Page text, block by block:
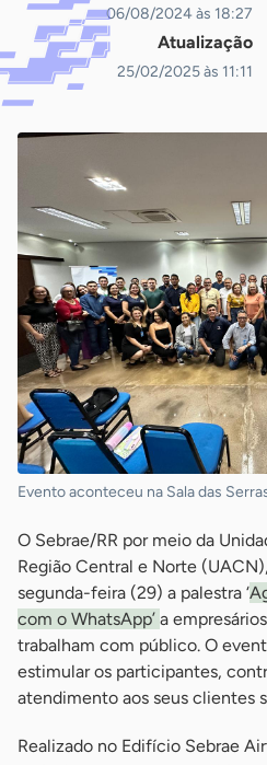
06/08/2024 às 18:27
Atualização
25/02/2025 às 11:11
Evento aconteceu na Sala das
O Sebrae/RR por meio da
Região Central e Norte
segunda-feira (29) a palestra ‘
com o WhatsApp’ a
trabalham com público. O
estimular os participantes,
atendimento aos seus clientes
Realizado no Edifício Sebrae